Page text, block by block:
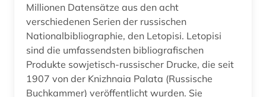
china (1)
collijn, isak | bibliothekar (1)
darmstadt (1)
datenbank (1)
Großbritannien (7)
Hamburg (3)
Hessen (3)
Irland (5)
Millionen Datensätze aus den acht
verschiedenen Serien der russischen
Nationalbibliographie, den Letopisi. Letopisi
sind die umfassendsten bibliografischen
Produkte sowjetisch-russischer Drucke, die seit
1907 von der Knizhnaia Palata (Russische
Buchkammer) veröffentlicht wurden. Sie